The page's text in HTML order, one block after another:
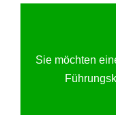
Sie möchten